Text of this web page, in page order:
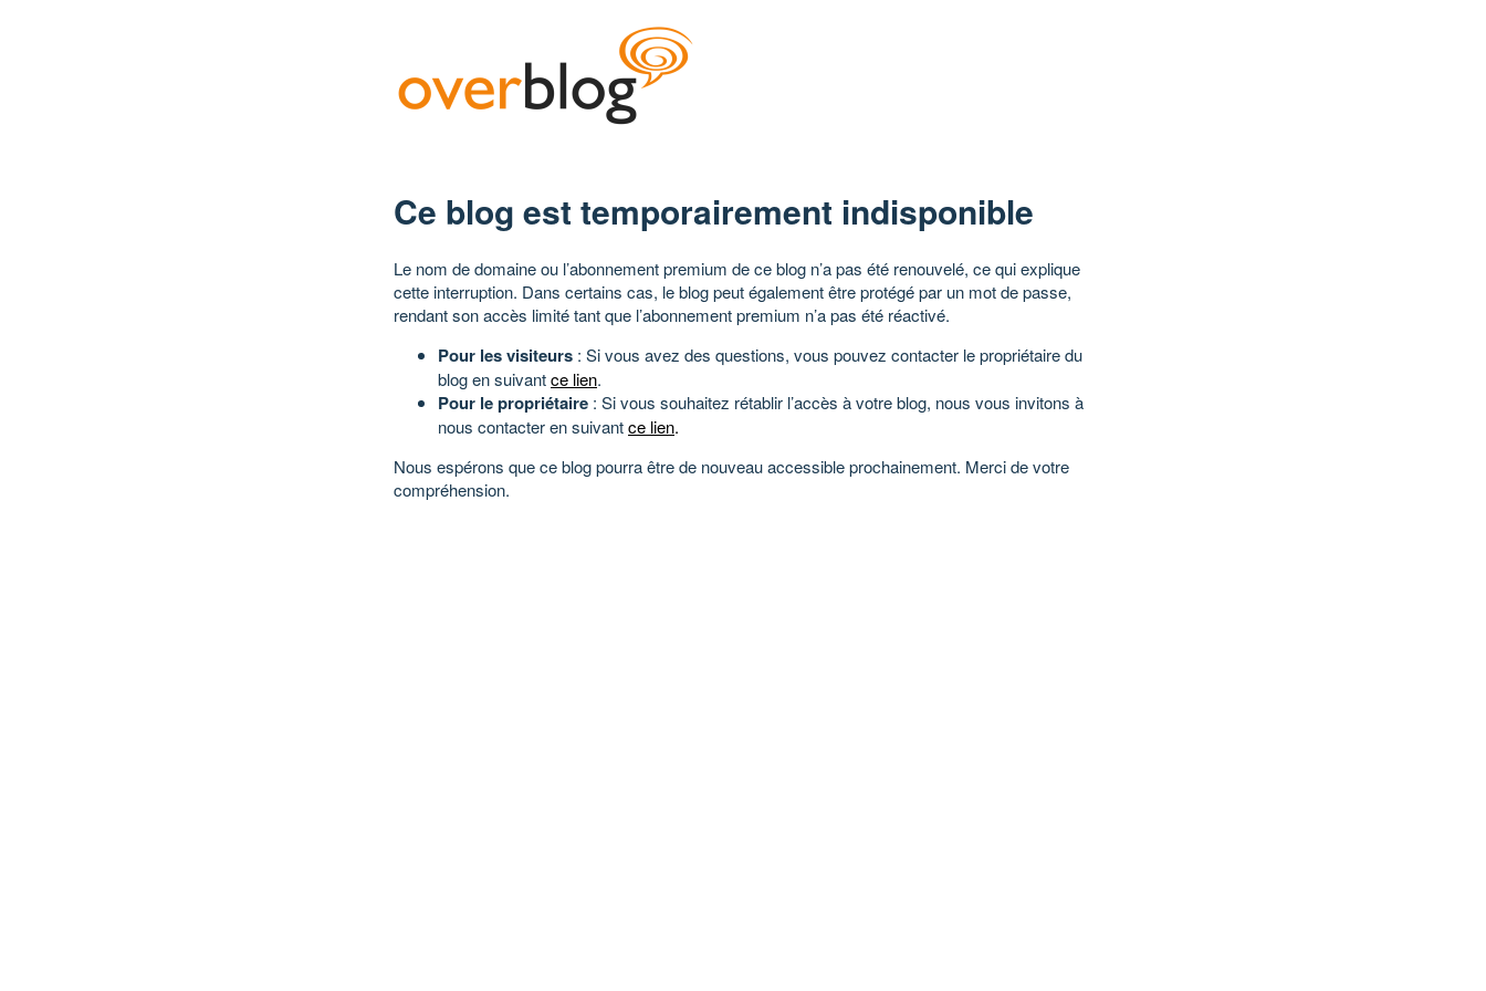
Ce blog est temporairement indisponible
Le nom de domaine ou l’abonnement premium de ce blog n’a pas été renouvelé, ce qui explique
cette interruption. Dans certains cas, le blog peut également être protégé par un mot de passe,
rendant son accès limité tant que l’abonnement premium n’a pas été réactivé.
Pour les visiteurs : Si vous avez des questions, vous pouvez contacter le propriétaire du
blog en suivantce lien.
Pour le propriétaire : Si vous souhaitez rétablir l’accès à votre blog, nous vous invitons à
nous contacter en suivantce lien.
Nous espérons que ce blog pourra être de nouveau accessible prochainement. Merci de votre
compréhension.